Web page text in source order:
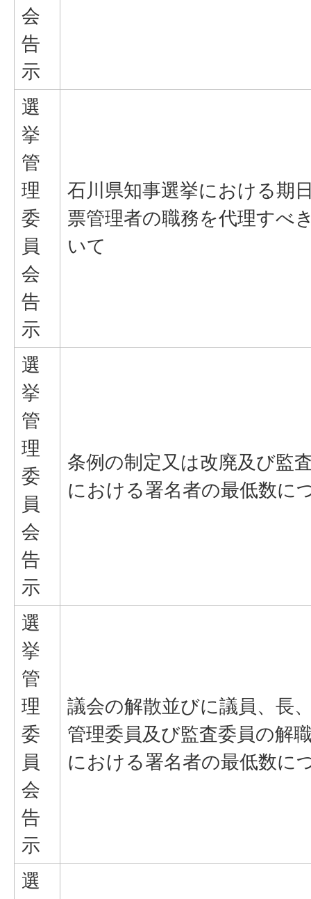
会
告
示
選
挙
管
理
委
員
会
告
示
石川県知事選挙における期
票管理者の職務を代理すべ
いて
選
挙
管
理
委
員
会
告
示
条例の制定又は改廃及び監
における署名者の最低数に
選
挙
管
理
委
員
会
告
示
議会の解散並びに議員、長
管理委員及び監査委員の解
における署名者の最低数に
選